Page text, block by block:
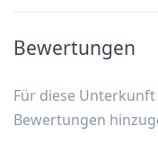
Bewertungen
Für diese
Bewertungen